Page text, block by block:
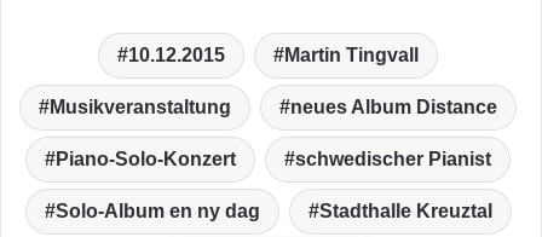
10.12.2015 Martin Tingvall
Musikveranstaltung neues Album Distance
Piano-Solo-Konzert schwedischer Pianist
Solo-Album en ny dag Stadthalle Kreuztal